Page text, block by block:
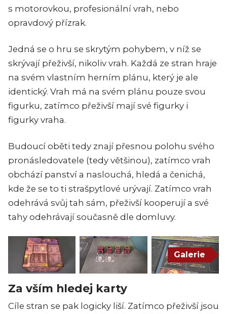
s motorovkou, profesionální vrah, nebo
opravdový přízrak.
Jedná se o hru se skrytým pohybem, v níž se
skrývají přeživší, nikoliv vrah. Každá ze stran hraje
na svém vlastním herním plánu, který je ale
identický. Vrah má na svém plánu pouze svou
figurku, zatímco přeživší mají své figurky i
figurky vraha.
Budoucí oběti tedy znají přesnou polohu svého
pronásledovatele (tedy většinou), zatímco vrah
obchází panství a naslouchá, hledá a čenichá,
kde že se to ti strašpytlové urývají. Zatímco vrah
odehrává svůj tah sám, přeživší kooperují a své
tahy odehrávají současně dle domluvy.
Galerie
Za vším hledej karty
Cíle stran se pak logicky liší. Zatímco přeživší jsou